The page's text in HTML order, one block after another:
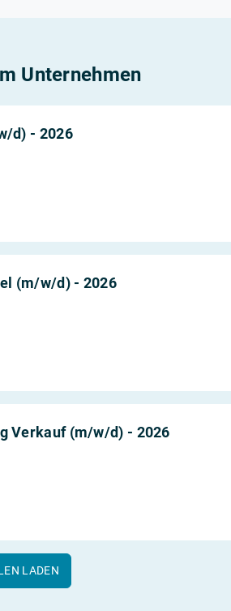
Unternehmen
d) - 2026
(m/w/d) - 2026
Verkauf (m/w/d) - 2026
LADEN